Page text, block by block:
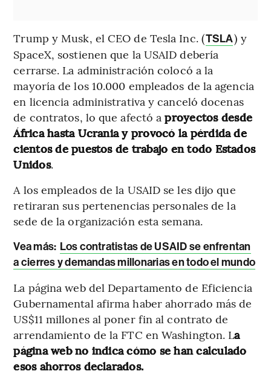
Trump y Musk, el CEO de Tesla Inc. (TSLA) y
SpaceX, sostienen que la USAID debería
cerrarse. La administración colocó a la
mayoría de los 10.000 empleados de la agencia
en licencia administrativa y canceló docenas
de contratos, lo que afectó aproyectos desde
África hasta Ucrania y provocó la pérdida de
cientos de puestos de trabajo en todo Estados
Unidos.
A los empleados de la USAID se les dijo que
retiraran sus pertenencias personales de la
sede de la organización esta semana.
Vea más: Los contratistas de USAID se enfrentan
a cierres y demandas millonarias en todo el mundo
La página web del Departamento de Eficiencia
Gubernamental afirma haber ahorrado más de
US$11 millones al poner fin al contrato de
arrendamiento de la FTC en Washington. La
página web no indica cómo se han calculado
esos ahorros declarados.